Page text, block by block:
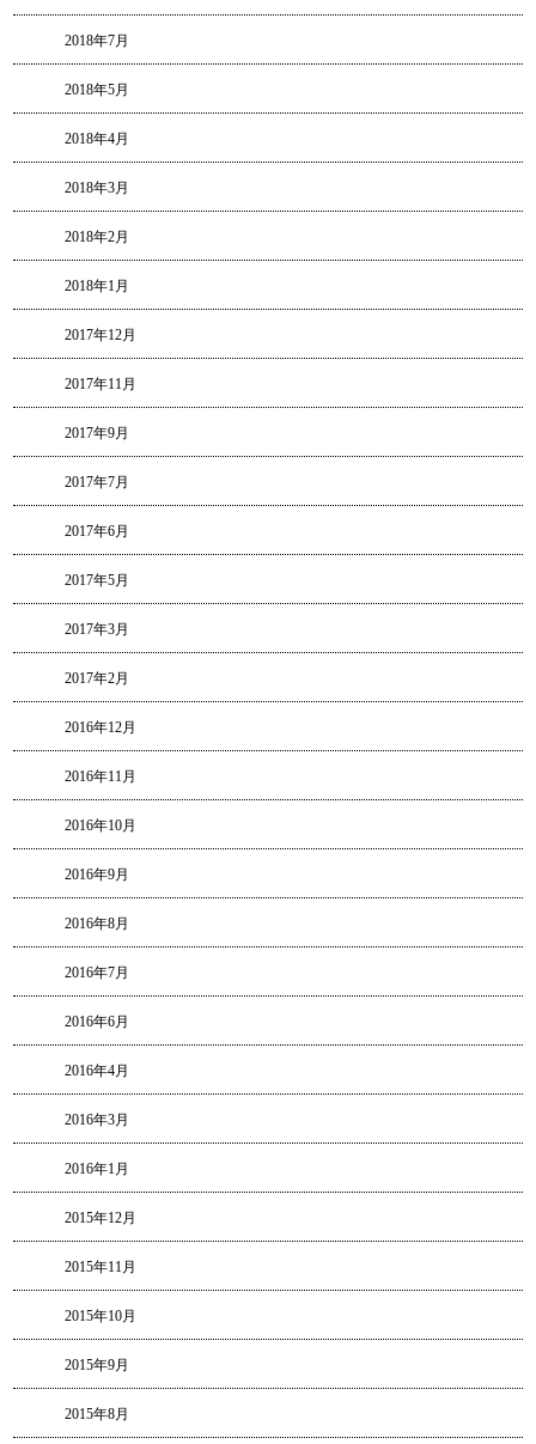
2018年7月
2018年5月
2018年4月
2018年3月
2018年2月
2018年1月
2017年12月
2017年11月
2017年9月
2017年7月
2017年6月
2017年5月
2017年3月
2017年2月
2016年12月
2016年11月
2016年10月
2016年9月
2016年8月
2016年7月
2016年6月
2016年4月
2016年3月
2016年1月
2015年12月
2015年11月
2015年10月
2015年9月
2015年8月